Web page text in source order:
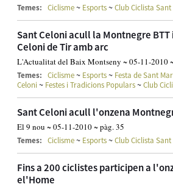
Temes: Ciclisme~ Esports~Club Ciclista Sant
Sant Celoni acull la Montnegre BTT
Celoni de Tir amb arc
L'Actualitat del Baix Montseny ~ 05-11-2010
Temes: Ciclisme~ Esports~ Festa de Sant
Celoni~ Festes i Tradicions Populars~Club
Sant Celoni acull l'onzena
El 9 nou ~ 05-11-2010 ~ pàg. 35
Temes: Ciclisme~ Esports~Club Ciclista Sant
Fins a 200 ciclistes participen a
el'Home